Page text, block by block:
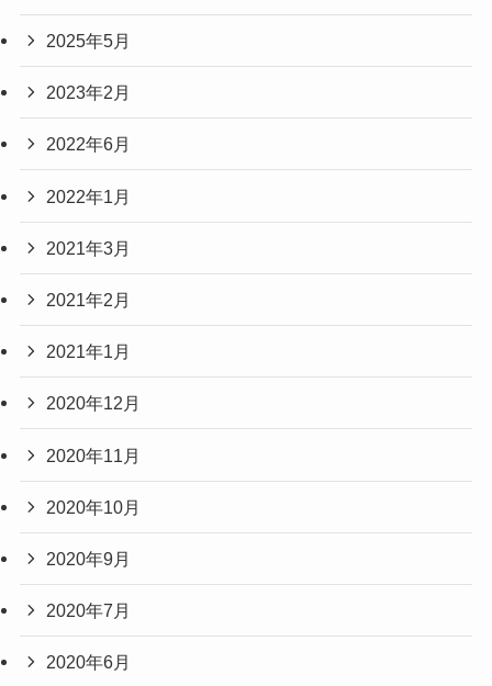
2025年5月
2023年2月
2022年6月
2022年1月
2021年3月
2021年2月
2021年1月
2020年12月
2020年11月
2020年10月
2020年9月
2020年7月
2020年6月